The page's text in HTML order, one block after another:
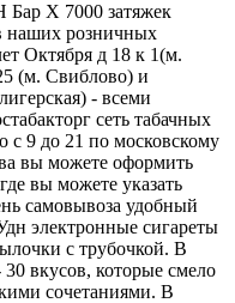
X 7000 затяжек
наших розничных
Октября д 18 к 1(м.
(м. Свиблово) и
- всеми
сеть табачных
9 до 21 по московскому
вы можете оформить
вы можете указать
самовывоза удобный
электронные сигареты
с трубочкой. В
вкусов, которые смело
сочетаниями. В